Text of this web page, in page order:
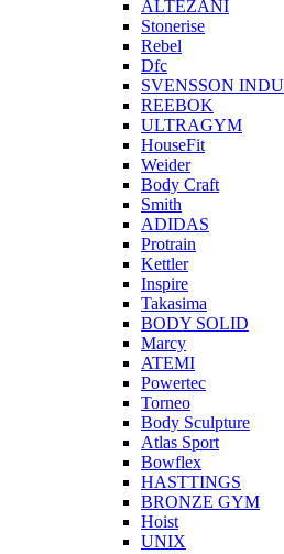
ALTEZANI
Stonerise
Rebel
Dfc
SVENSSON
REEBOK
ULTRAGYM
HouseFit
Weider
Body Craft
Smith
ADIDAS
Protrain
Kettler
Inspire
Takasima
BODY SOLID
Marcy
ATEMI
Powertec
Torneo
Body Sculpture
Atlas Sport
Bowflex
HASTTINGS
BRONZE GYM
Hoist
UNIX